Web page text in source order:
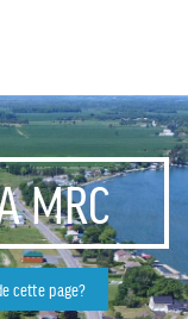
MRC
cette page?